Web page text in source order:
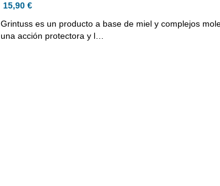
15,90 €
Grintuss es un producto a base de miel y complejos
una acción protectora y l…